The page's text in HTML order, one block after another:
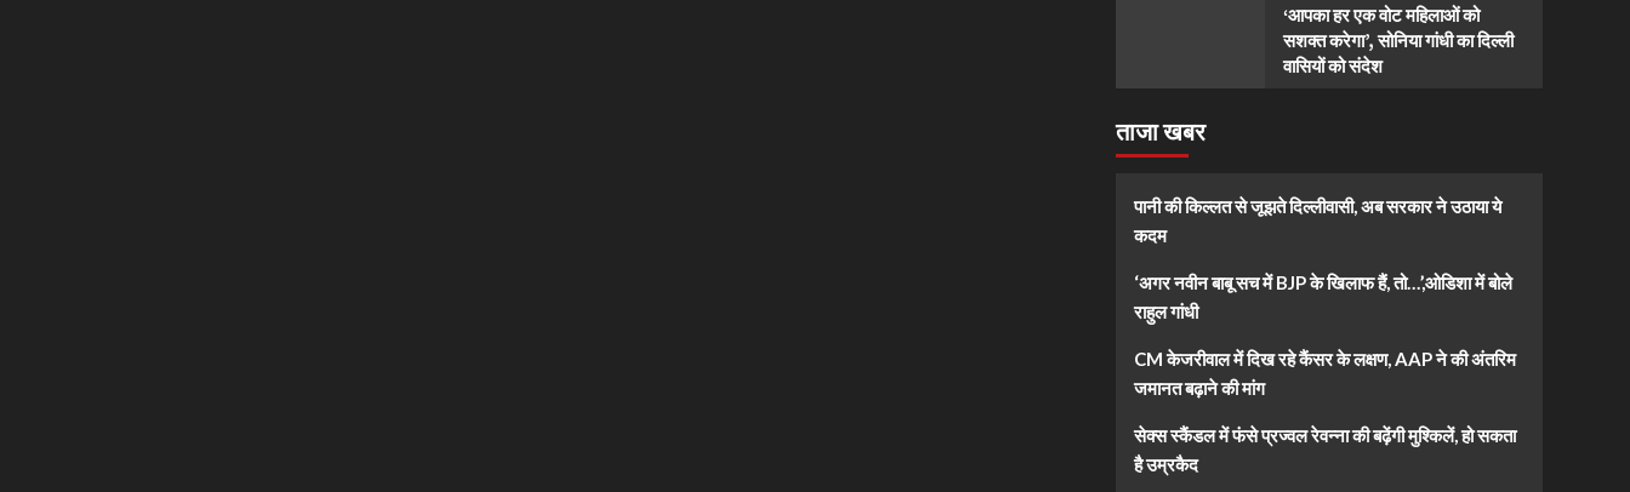
‘आपका हर एक वोट महिलाओं को
सशक्त करेगा’, सोनिया गांधी का दिल्ली
वासियों को संदेश
ताजा खबर
पानी की किल्लत से जूझते दिल्लीवासी, अब सरकार ने उठाया ये
कदम
‘अगर नवीन बाबू सच में BJP के खिलाफ हैं, तो…’,ओडिशा में बोले
राहुल गांधी
CM केजरीवाल में दिख रहे कैंसर के लक्षण, AAP ने की अंतरिम
जमानत बढ़ाने की मांग
सेक्स स्कैंडल में फंसे प्रज्वल रेवन्ना की बढ़ेंगी मुश्किलें, हो सकता
है उम्रकैद